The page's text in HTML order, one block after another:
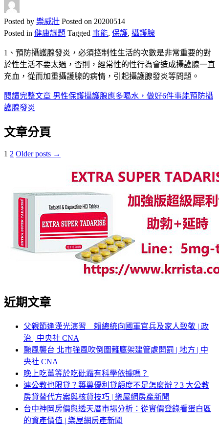
Posted by 樂威壯 Posted on 20200514
Posted in 健康議題 Tagged 事能, 保護, 攝護腺
1、預防攝護腺發炎，必須控制性生活的次數是非常重要的對
於性生活不要太過，否則，經常性的性行為會造成攝護腺一直
充血，從而加重攝護腺的病情，引起攝護腺發炎等問題。
閱讀完整文章 男性保護攝護腺應多喝水，做好6件事能預防攝
護腺發炎
文章分頁
1 2 Older posts →
近期文章
父親節逢漢光演習 賴總統向國軍官兵及家人致敬 | 政
治 | 中央社 CNA
颱風襲台 北市強風吹倒圍籬鷹架建管處開罰 | 地方 | 中
央社 CNA
晚上吃薑等於吃砒霜有科學依據嗎？
連公教也限貸？築巢優利貸額度不足怎麼辦？3 大公教
房貸替代方案與核貸技巧 | 樂屋網房產新聞
台中神岡房價與透天厝市場分析：從實價登錄看蛋白區
的資產價值 | 樂屋網房產新聞